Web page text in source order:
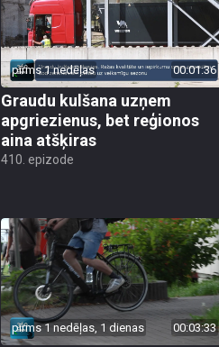
pirms 1 nedēļas 00:01:36
Graudu kulšana uzņem
apgriezienus, bet reģionos
aina atšķiras
410. epizode
pirms 1 nedēļas, 1 dienas 00:03:33